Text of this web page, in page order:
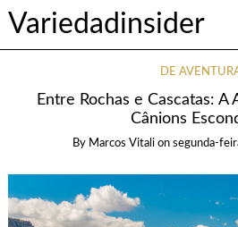
Variedadinsider
DE
Entre Rochas e Cascatas:
Cânions
By Marcos Vitali on segunda-